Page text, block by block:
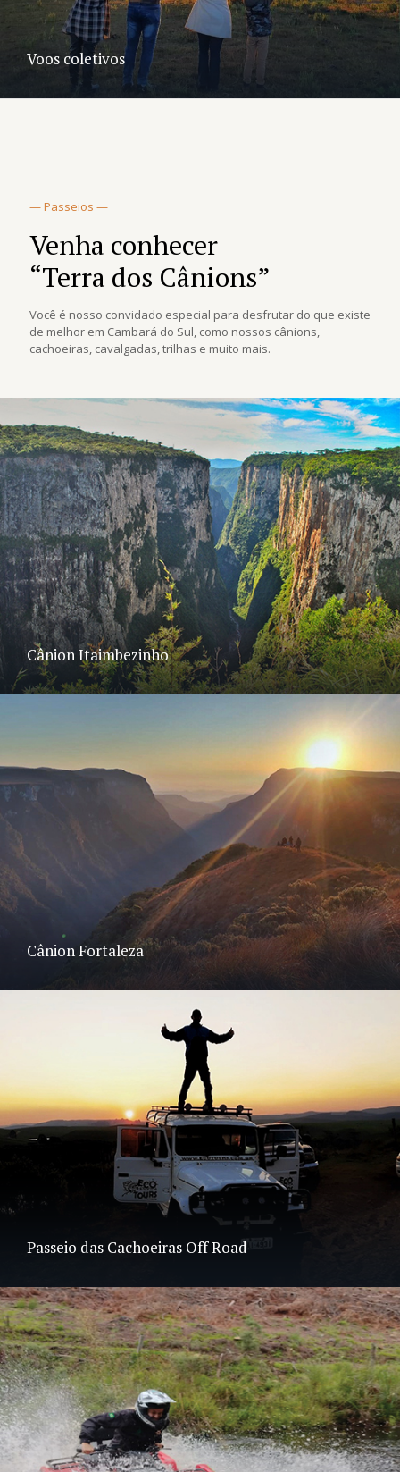
Voos coletivos
— Passeios —
Venha conhecer
“Terra dos Cânions”
Você é nosso convidado especial para desfrutar do que existe
de melhor em Cambará do Sul, como nossos cânions,
cachoeiras, cavalgadas, trilhas e muito mais.
Cânion Itaimbezinho
Cânion Fortaleza
Passeio das Cachoeiras Off Road